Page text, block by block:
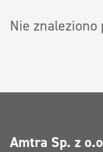
Nie znaleziono
Amtra Sp. z